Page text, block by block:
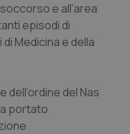
e all’area
episodi di
Medicina e della
dell’ordine del Nas
portato